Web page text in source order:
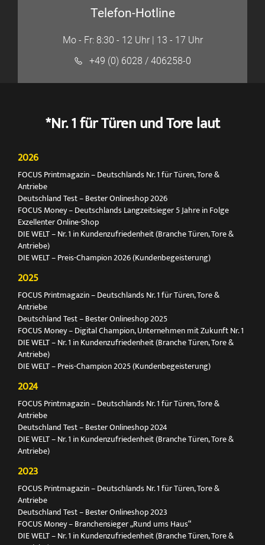
Telefon-Hotline
Mo - Fr: 8:30 - 12 Uhr | 13 - 17 Uhr
+49 (0) 6028 / 406258-0
*Nr. 1 für Türen und Tore laut
2026
FOCUS Printmagazin – Deutschlands Nr. 1 für Türen, Tore &
Antriebe
Deutschland Test – Bester Onlineshop 2026
FOCUS Money – Deutschlands Langzeitsieger 5 Jahre in Folge
Exzellenter Online-Shop
DIE WELT – Nr. 1 in Kundenzufriedenheit (Branche Türen, Tore &
Antriebe)
DIE WELT – Preis-Champion 2026 (Kundenbegeisterung)
2025
FOCUS Printmagazin – Deutschlands Nr. 1 für Türen, Tore &
Antriebe
Deutschland Test – Bester Onlineshop 2025
FOCUS Money – Digital Champion, Unternehmen mit Zukunft Nr. 1
DIE WELT – Nr. 1 in Kundenzufriedenheit (Branche Türen, Tore &
Antriebe)
DIE WELT – Preis-Champion 2025 (Kundenbegeisterung)
2024
FOCUS Printmagazin – Deutschlands Nr. 1 für Türen, Tore &
Antriebe
Deutschland Test – Bester Onlineshop 2024
DIE WELT – Nr. 1 in Kundenzufriedenheit (Branche Türen, Tore &
Antriebe)
2023
FOCUS Printmagazin – Deutschlands Nr. 1 für Türen, Tore &
Antriebe
Deutschland Test – Bester Onlineshop 2023
FOCUS Money – Branchensieger „Rund ums Haus“
DIE WELT – Nr. 1 in Kundenzufriedenheit (Branche Türen, Tore &